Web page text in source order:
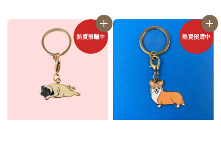
熱賣預購中 熱賣預購中